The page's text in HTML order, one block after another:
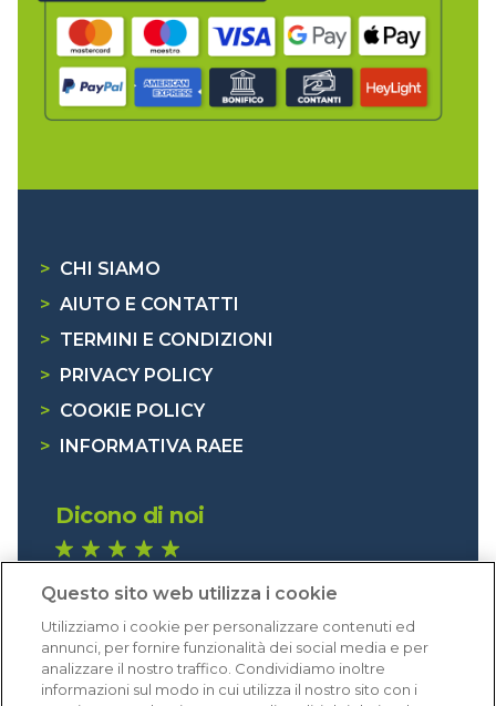
> CHI SIAMO
> AIUTO E CONTATTI
> TERMINI E CONDIZIONI
>
PRIVACY POLICY
> COOKIE POLICY
>
INFORMATIVA RAEE
Dicono di noi
Eccellente (4,8)
Acquisti verificati
Questo sito web utilizza i cookie
Utilizziamo i cookie per personalizzare contenuti ed
annunci, per fornire funzionalità dei social media e per
analizzare il nostro traffico. Condividiamo inoltre
informazioni sul modo in cui utilizza il nostro sito con i